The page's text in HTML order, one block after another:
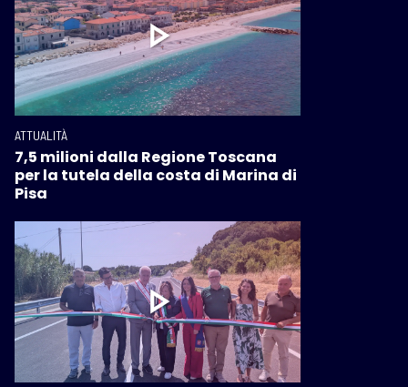
ATTUALITÀ
7,5 milioni dalla Regione Toscana
per la tutela della costa di Marina di
Pisa